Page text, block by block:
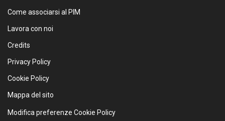
Come associarsi al PIM
Lavora con noi
Credits
Privacy Policy
Cookie Policy
Mappa del sito
Modifica preferenze Cookie Policy